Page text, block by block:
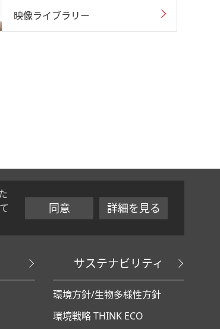
映像ライブラリー
同意 詳細を見る
サステナビリティ
環境方針/生物多様性方針
環境戦略 THINK ECO